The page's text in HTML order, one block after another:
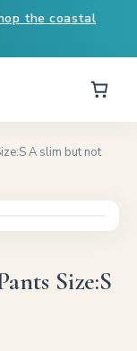
the coastal
A slim but not
Size:S